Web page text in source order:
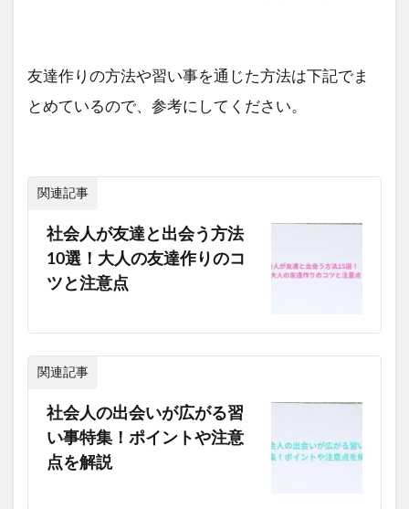
友達作りの方法や習い事を通じた方法は下記でま
とめているので、参考にしてください。
関連記事
社会人が友達と出会う方法
10選！大人の友達作りのコ
ツと注意点
関連記事
社会人の出会いが広がる習
い事特集！ポイントや注意
点を解説